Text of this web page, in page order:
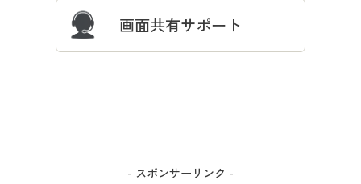
画面共有サポート
- スポンサーリンク -